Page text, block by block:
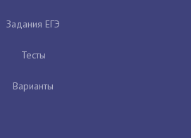
Задания ЕГЭ
Тесты
Варианты